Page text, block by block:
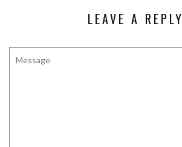
LEAVE A REPLY